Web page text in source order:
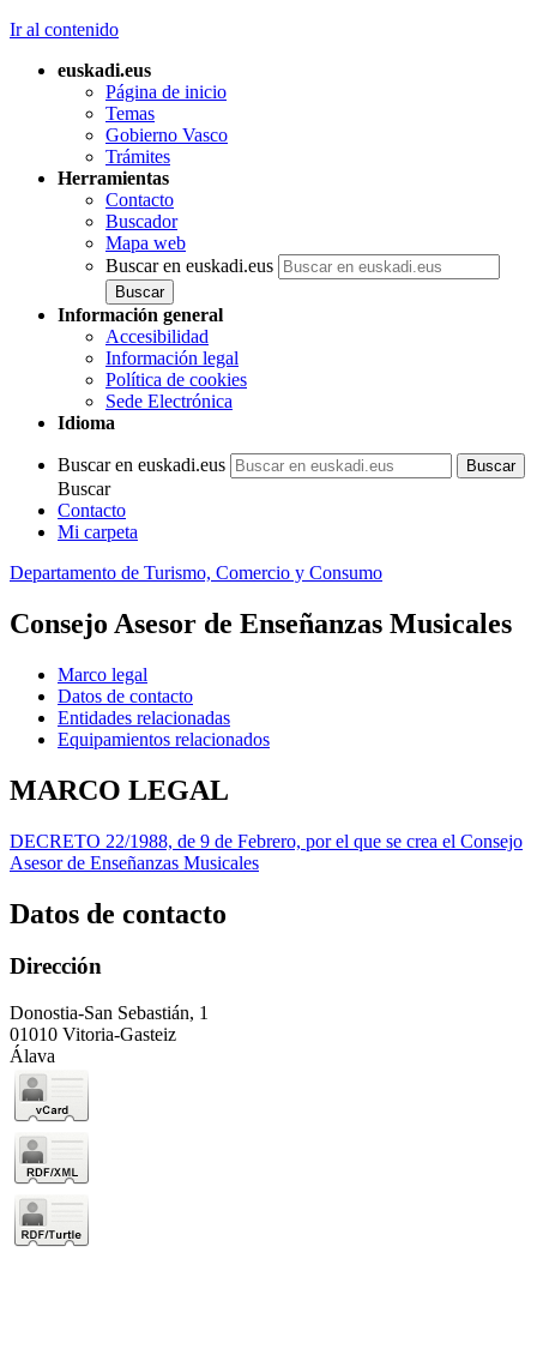
Ir al contenido
euskadi.eus
Página de inicio
Temas
Gobierno Vasco
Trámites
Herramientas
Contacto
Buscador
Mapa web
Buscar en euskadi.eus
Información general
Accesibilidad
Información legal
Política de cookies
Sede Electrónica
Idioma
Buscar en euskadi.eus
Buscar
Contacto
Mi carpeta
Departamento de Turismo, Comercio y Consumo
Consejo Asesor de Enseñanzas Musicales
Marco legal
Datos de contacto
Entidades relacionadas
Equipamientos relacionados
MARCO LEGAL
DECRETO 22/1988, de 9 de Febrero, por el que se crea el Consejo
Asesor de Enseñanzas Musicales
Datos de contacto
Dirección
Donostia-San Sebastián, 1
01010 Vitoria-Gasteiz
Álava